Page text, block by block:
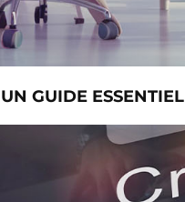
GUIDE ESSENTIEL